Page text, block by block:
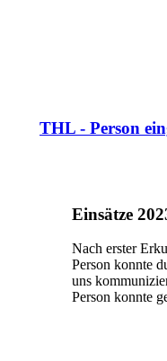
THL - Person
Einsätze
Nach erster
Person konnte
uns
Person konnte